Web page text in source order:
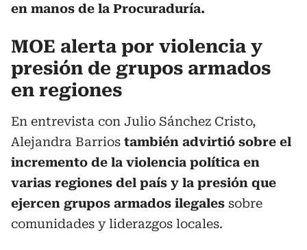
en manos de la Procuraduría.
MOE alerta por violencia y
presión de grupos armados
en regiones
En entrevista con Julio Sánchez Cristo,
Alejandra Barrios también advirtió sobre el
incremento de la violencia política en
varias regiones del país y la presión que
ejercen grupos armados ilegales sobre
comunidades y liderazgos locales.